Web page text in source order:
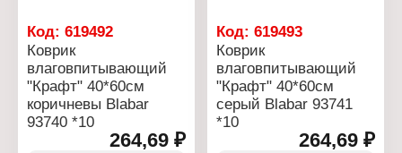
Код: 619492
Коврик
влаговпитывающий
"Крафт" 40*60см
коричневы Blabar
93740 *10
264,69 ₽
Код:619493
Коврик
влаговпитывающий
"Крафт" 40*60см
серый Blabar 93741
*10
264,69 ₽